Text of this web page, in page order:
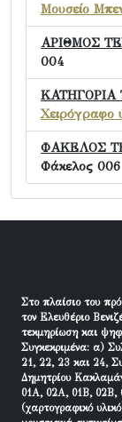
Μουσείο
ΑΡΙΘΜΟΣ
004
ΚΑΤΗΓΟΡΙΑ
Χειρόγραφο
ΦΑΚΕΛΟΣ
Φάκελος 006
Στο πλαίσιο του
τον Ελευθέριο
τεκμηρίωση και
Συγκεκριμένα: α)
21, 22, 23 και 24,
Δημητρίου
01Α, 02Α, 01Β, 02Β,
(χαρτογραφικό